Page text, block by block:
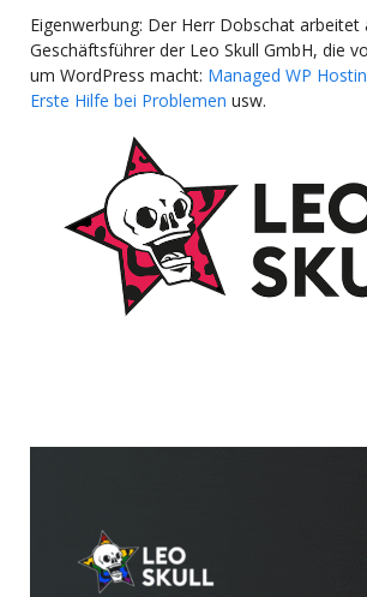
Eigenwerbung: Der Herr Dobschat arbeitet
Geschäftsführer der Leo Skull GmbH, die
um WordPress macht: Managed WP
Erste Hilfe bei Problemen usw.